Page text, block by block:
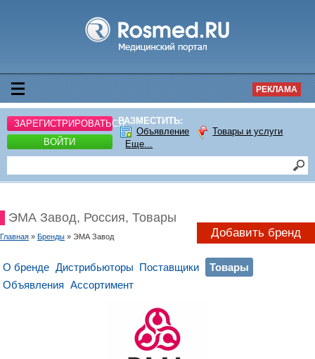
РЕКЛАМА
ЗАРЕГИСТРИРОВАТЬСЯ
ВОЙТИ
РАЗМЕСТИТЬ:
Объявление
Товары и услуги
Еще...
ЭМА Завод, Россия, Товары
Главная » Бренды » ЭМА Завод Добавить бренд
О бренде Дистрибьюторы Поставщики
Товары
Объявления Ассортимент